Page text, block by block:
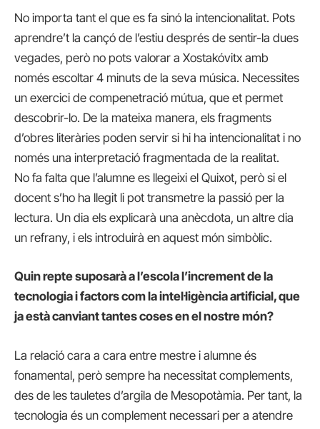
No importa tant el que es fa sinó la intencionalitat. Pots
aprendre’t la cançó de l’estiu després de sentir-la dues
vegades, però no pots valorar a Xostakóvitx amb
només escoltar 4 minuts de la seva música. Necessites
un exercici de compenetració mútua, que et permet
descobrir-lo. De la mateixa manera, els fragments
d’obres literàries poden servir si hi ha intencionalitat i no
només una interpretació fragmentada de la realitat.
No fa falta que l’alumne es llegeixi el Quixot, però si el
docent s’ho ha llegit li pot transmetre la passió per la
lectura. Un dia els explicarà una anècdota, un altre dia
un refrany, i els introduirà en aquest món simbòlic.
Quin repte suposarà a l’escola l’increment de la
tecnologia i factors com la intel·ligència artificial, que
ja està canviant tantes coses en el nostre món?
La relació cara a cara entre mestre i alumne és
fonamental, però sempre ha necessitat complements,
des de les tauletes d’argila de Mesopotàmia. Per tant, la
tecnologia és un complement necessari per a atendre